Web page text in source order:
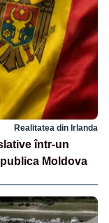
Realitatea din Irlanda
într-un
Moldova